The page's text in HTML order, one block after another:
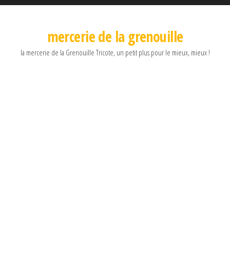
mercerie de la grenouille
la mercerie de la Grenouille Tricote, un petit plus pour le mieux, mieux !